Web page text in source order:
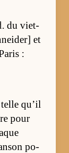
du viet­
et
:
qu’il
pour
po­